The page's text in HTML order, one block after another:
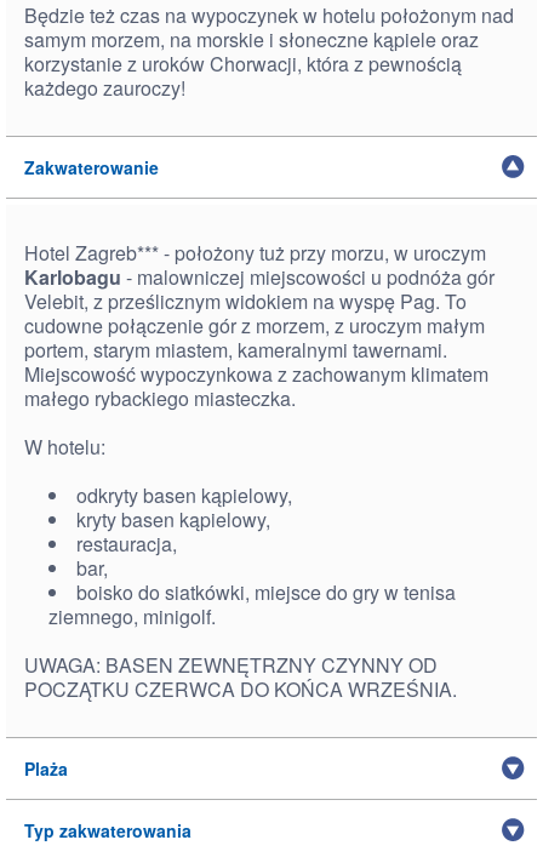
Będzie też czas na wypoczynek w hotelu położonym nad
samym morzem, na morskie i słoneczne kąpiele oraz
korzystanie z uroków Chorwacji, która z pewnością
każdego zauroczy!
Zakwaterowanie
Hotel Zagreb*** - położony tuż przy morzu, w uroczym
Karlobagu - malowniczej miejscowości u podnóża gór
Velebit, z prześlicznym widokiem na wyspę Pag. To
cudowne połączenie gór z morzem, z uroczym małym
portem, starym miastem, kameralnymi tawernami.
Miejscowość wypoczynkowa z zachowanym klimatem
małego rybackiego miasteczka.
W hotelu:
odkryty basen kąpielowy,
kryty basen kąpielowy,
restauracja,
bar,
boisko do siatkówki, miejsce do gry w tenisa
ziemnego, minigolf.
UWAGA: BASEN ZEWNĘTRZNY CZYNNY OD
POCZĄTKU CZERWCA DO KOŃCA WRZEŚNIA.
Plaża
Typ zakwaterowania